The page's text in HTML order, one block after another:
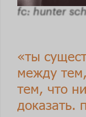
fc: hunter
«ты
между
тем, что
доказать.